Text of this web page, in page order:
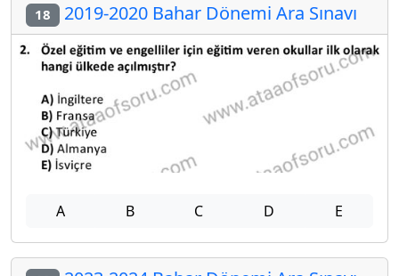
18 2019-2020 Bahar Dönemi Ara Sınavı
A B C D E